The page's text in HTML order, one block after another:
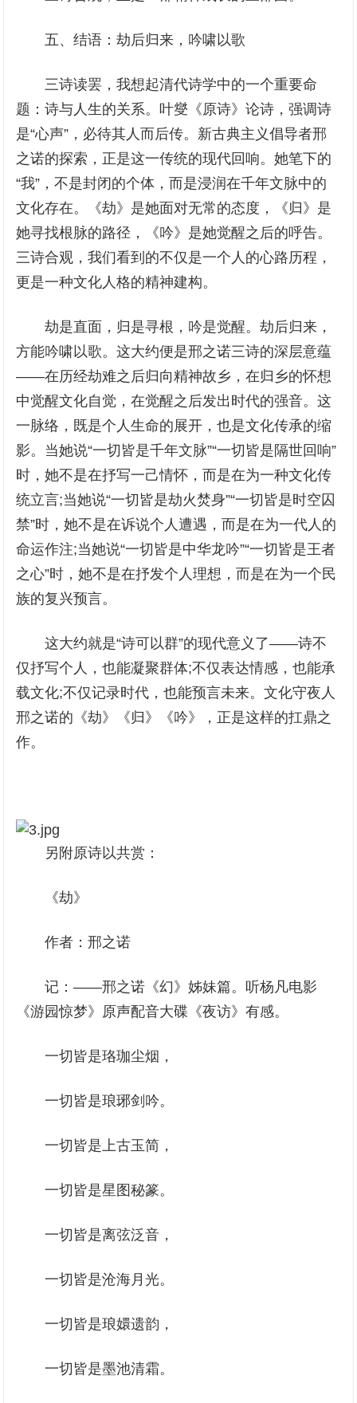
五、结语：劫后归来，吟啸以歌
三诗读罢，我想起清代诗学中的一个重要命
题：诗与人生的关系。叶燮《原诗》论诗，强调诗
是“心声”，必待其人而后传。新古典主义倡导者邢
之诺的探索，正是这一传统的现代回响。她笔下的
“我”，不是封闭的个体，而是浸润在千年文脉中的
文化存在。《劫》是她面对无常的态度，《归》是
她寻找根脉的路径，《吟》是她觉醒之后的呼告。
三诗合观，我们看到的不仅是一个人的心路历程，
更是一种文化人格的精神建构。
劫是直面，归是寻根，吟是觉醒。劫后归来，
方能吟啸以歌。这大约便是邢之诺三诗的深层意蕴
——在历经劫难之后归向精神故乡，在归乡的怀想
中觉醒文化自觉，在觉醒之后发出时代的强音。这
一脉络，既是个人生命的展开，也是文化传承的缩
影。当她说“一切皆是千年文脉”“一切皆是隔世回响”
时，她不是在抒写一己情怀，而是在为一种文化传
统立言;当她说“一切皆是劫火焚身”“一切皆是时空囚
禁”时，她不是在诉说个人遭遇，而是在为一代人的
命运作注;当她说“一切皆是中华龙吟”“一切皆是王者
之心”时，她不是在抒发个人理想，而是在为一个民
族的复兴预言。
这大约就是“诗可以群”的现代意义了——诗不
仅抒写个人，也能凝聚群体;不仅表达情感，也能承
载文化;不仅记录时代，也能预言未来。文化守夜人
邢之诺的《劫》《归》《吟》，正是这样的扛鼎之
作。
另附原诗以共赏：
《劫》
作者：邢之诺
记：——邢之诺《幻》姊妹篇。听杨凡电影
《游园惊梦》原声配音大碟《夜访》有感。
一切皆是珞珈尘烟，
一切皆是琅琊剑吟。
一切皆是上古玉简，
一切皆是星图秘篆。
一切皆是离弦泛音，
一切皆是沧海月光。
一切皆是琅嬛遗韵，
一切皆是墨池清霜。